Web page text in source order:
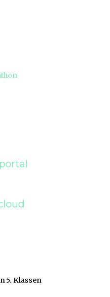
5. Klassen